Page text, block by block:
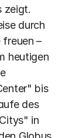
zeigt.
durch
–
heutigen
bis
des
in